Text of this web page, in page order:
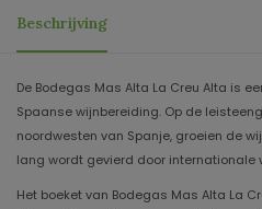
Beschrijving
De Bodegas Mas Alta La Creu Alta is
Spaanse wijnbereiding. Op de
noordwesten van Spanje, groeien de
lang wordt gevierd door internationale
Het boeket van Bodegas Mas Alta La